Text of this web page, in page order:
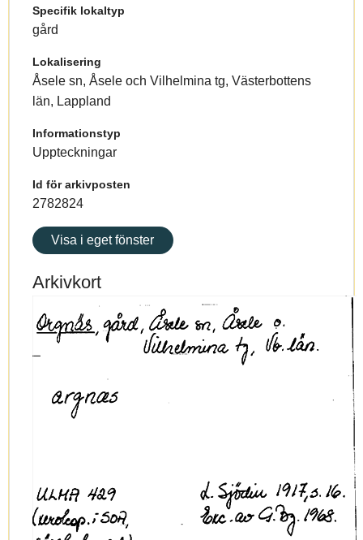
Specifik lokaltyp
gård
Lokalisering
Åsele sn, Åsele och Vilhelmina tg, Västerbottens
län, Lappland
Informationstyp
Uppteckningar
Id för arkivposten
2782824
Visa i eget fönster
Arkivkort